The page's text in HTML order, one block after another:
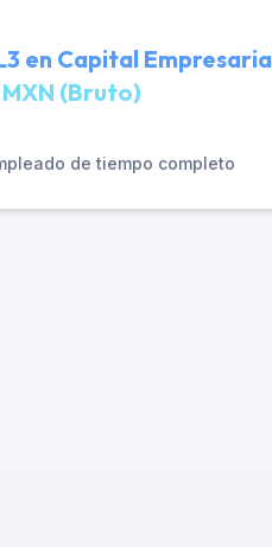
en Capital
(Bruto)
de tiempo completo